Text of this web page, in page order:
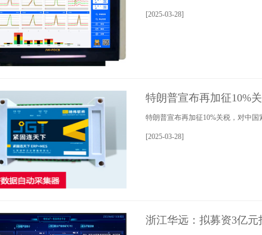
[2025-03-28]
特朗普宣布再加征10%
特朗普宣布再加征10%关税，对中国
[2025-03-28]
浙江华远：拟募资3亿元